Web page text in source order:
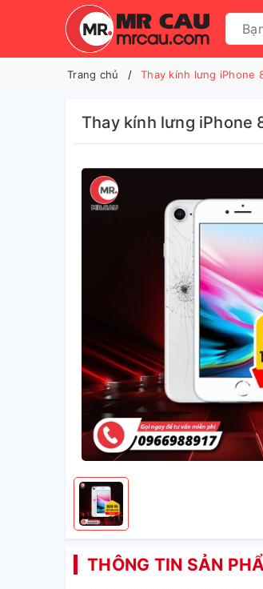
Trang chủ Thay kính lưng iPhone
Thay kính lưng iPhone
THÔNG TIN SẢN